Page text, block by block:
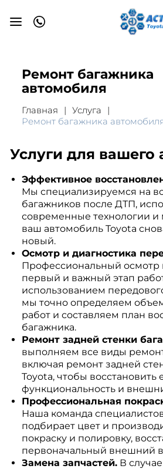
Ремонт багажника
автомобиля
Главная
Услуга
Ремонт багажника
Услуги для вашего
Эффективное
Мы специализируемся на
багажников после ДТП,
современные технологии и
ваш автомобиль Toyota
новый.
Осмотр и диагностика
Профессиональный осмотр
первый и важный этап
использованием
мы точно определяем
работ и составляем план
багажника.
Ремонт задней стенки
выполняем все виды
включая ремонт задней
Toyota, чтобы восстановить
функциональность и
Профессиональная
Наша команда
подбирает цвет и
покраску и полировку,
первоначальный внешний
Замена запчастей.В